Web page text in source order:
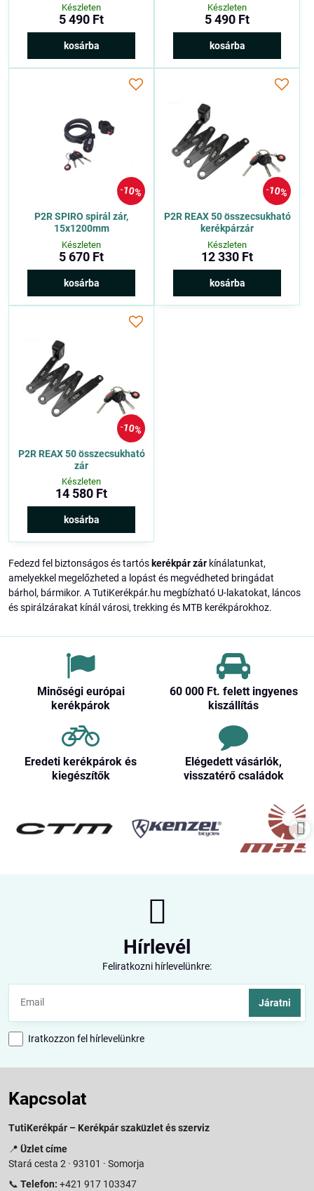
Készleten
5 490 Ft
kosárba
Készleten
5 490 Ft
kosárba
10%
P2R SPIRO spirál zár,
15x1200mm
Készleten
5 670 Ft
kosárba
10%
P2R REAX 50 összecsukható
kerékpárzár
Készleten
12 330 Ft
kosárba
10%
P2R REAX 50 összecsukható
zár
Készleten
14 580 Ft
kosárba
Fedezd fel biztonságos és tartós kerékpár zár kínálatunkat,
amelyekkel megelőzheted a lopást és megvédheted bringádat
bárhol, bármikor. A TutiKerékpár.hu megbízható U-lakatokat, láncos
és spirálzárakat kínál városi, trekking és MTB kerékpárokhoz.
Minőségi európai
kerékpárok
60 000 Ft​. felett ingyenes
kiszállítás
Eredeti kerékpárok és
kiegészítők
Elégedett vásárlók,
visszatérő családok
Hírlevél
Feliratkozni hírlevelünkre:
Járatni
Iratkozzon fel hírlevelünkre
Kapcsolat
TutiKerékpár – Kerékpár szaküzlet és szerviz
📍 Üzlet címe
Stará cesta 2 · 93101 · Somorja
📞 Telefon: +421 917 103347